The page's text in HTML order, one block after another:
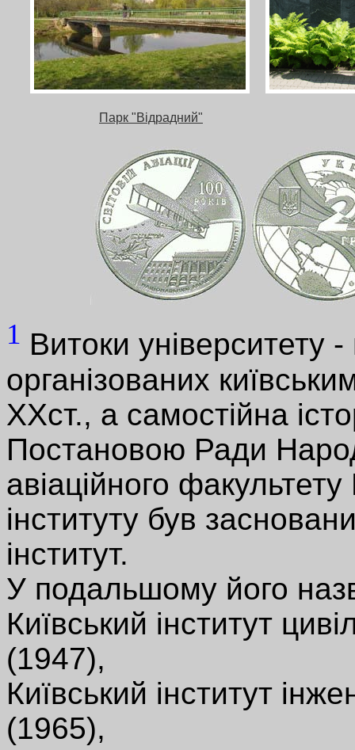
Парк "Відрадний"
1 Витоки університету
організованих
ХХст., а самостійна
Постановою Ради
авіаційного факультету
інституту був
інститут.
У подальшому його
Київський інститут
(1947),
Київський інститут
(1965),